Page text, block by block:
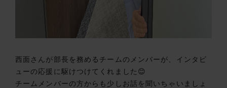
西面さんが部長を務めるチームのメンバーが、インタビ
ューの応援に駆けつけてくれました😊
チームメンバーの方からも少しお話を聞いちゃいましょ